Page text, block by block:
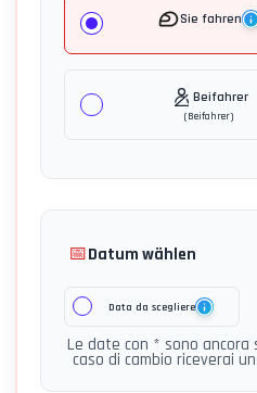
Sie fahren
Beifahrer
(Beifahrer)
📅Datum wählen
Data da scegliere
Le date con * sono
caso di cambio riceverai